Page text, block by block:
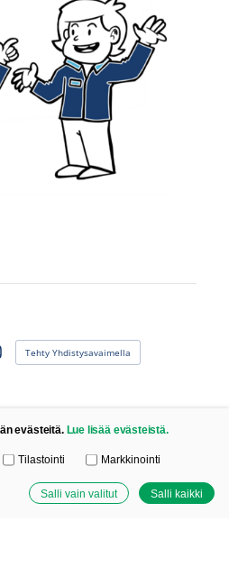
Tehty Yhdistysavaimella
evästeitä. Lue lisää evästeistä.
Tilastointi Markkinointi
Salli vain valitut Salli kaikki